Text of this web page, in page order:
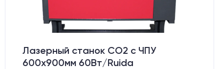
Лазерный станок CO2 c ЧПУ
600х900мм 60Вт/Ruida